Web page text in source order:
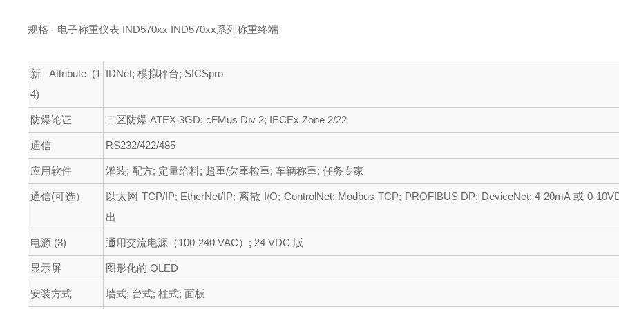
规格 - 电子称重仪表 IND570xx IND570xx系列称重终端
新 Attribute (1
4)
IDNet; 模拟秤台; SICSpro
防爆论证 二区防爆 ATEX 3GD; cFMus Div 2; IECEx Zone 2/22
通信 RS232/422/485
应用软件 灌装; 配方; 定量给料; 超重/欠重检重; 车辆称重; 任务专家
通信(可选）
以太网 TCP/IP; EtherNet/IP; 离散 I/O; ControlNet; Modbus TCP; PROFIBUS DP; DeviceNet; 4-20mA 或 0-
出
电源 (3) 通用交流电源（100-240 VAC）; 24 VDC 版
显示屏 图形化的 OLED
安装方式 墙式; 台式; 柱式; 面板